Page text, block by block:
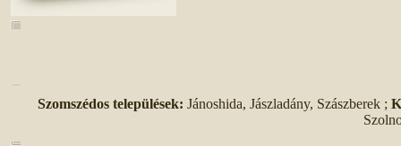
Szomszédos települések: Jánoshida, Jászladány, Szászberek ;